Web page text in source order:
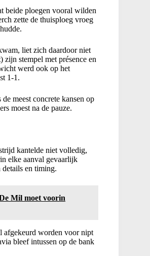
beide ploegen vooral wilden
zette de thuisploeg vroeg
liet zich daardoor niet
stempel met présence en
werd ook op het
1-1.
meest concrete kansen op
moest na de pauze.
kantelde niet volledig,
elke aanval gevaarlijk
details en timing.
Mil moet voorin
afgekeurd worden voor nipt
bleef intussen op de bank